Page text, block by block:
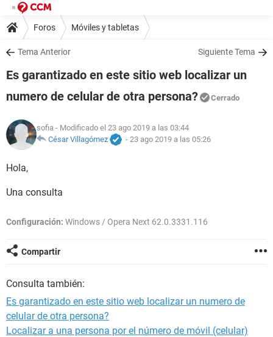
Foros Móviles y tabletas
Tema Anterior Siguiente Tema
Es garantizado en este sitio web localizar un
numero de celular de otra persona?
Cerrado
sofia - Modificado el 23 ago 2019 a las 03:44
César Villagómez
- 23 ago 2019 a las 05:26
Hola,
Una consulta
Configuración: Windows / Opera Next 62.0.3331.116
Compartir
Consulta también:
Es garantizado en este sitio web localizar un numero de
celular de otra persona?
Localizar a una persona por el número de móvil (celular)